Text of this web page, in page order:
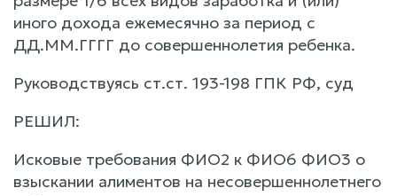
иного дохода ежемесячно за период с
ДД.ММ.ГГГГ до совершеннолетия ребенка.
Руководствуясь ст.ст. 193-198 ГПК РФ, суд
РЕШИЛ:
Исковые требования ФИО2 к ФИО6 ФИО3 о
взыскании алиментов на несовершеннолетнего